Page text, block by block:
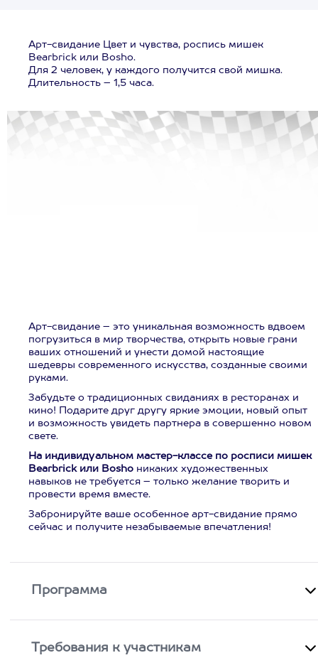
Арт-свидание Цвет и чувства, роспись мишек
Bearbrick или Bosho.
Для 2 человек, у каждого получится свой мишка.
Длительность – 1,5 часа.
Арт-свидание – это уникальная возможность вдвоем
погрузиться в мир творчества, открыть новые грани
ваших отношений и унести домой настоящие
шедевры современного искусства, созданные своими
руками.
Забудьте о традиционных свиданиях в ресторанах и
кино! Подарите друг другу яркие эмоции, новый опыт
и возможность увидеть партнера в совершенно новом
свете.
На индивидуальном мастер-классе по росписи мишек
Bearbrick или Bosho никаких художественных
навыков не требуется – только желание творить и
провести время вместе.
Забронируйте ваше особенное арт-свидание прямо
сейчас и получите незабываемые впечатления!
Программа
Требования к участникам